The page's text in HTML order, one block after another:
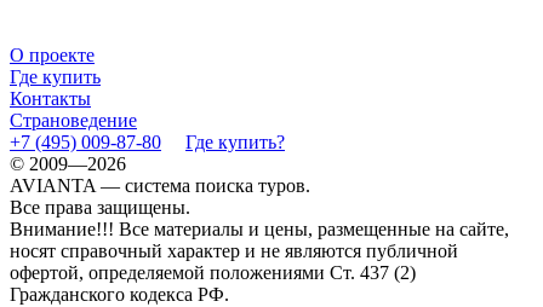
О проекте
Где купить
Контакты
Страноведение
+7 (495) 009-87-80
Где купить?
© 2009—2026
AVIANTA — система поиска туров.
Все права защищены.
Внимание!!! Все материалы и цены, размещенные на сайте,
носят справочный характер и не являются публичной
офертой, определяемой положениями Ст. 437 (2)
Гражданского кодекса РФ.